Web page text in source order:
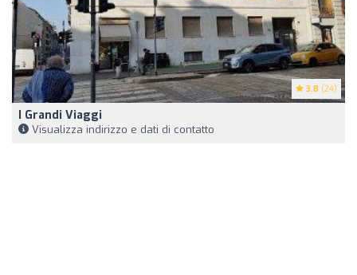
3.8 (24)
I Grandi Viaggi
Visualizza indirizzo e dati di contatto